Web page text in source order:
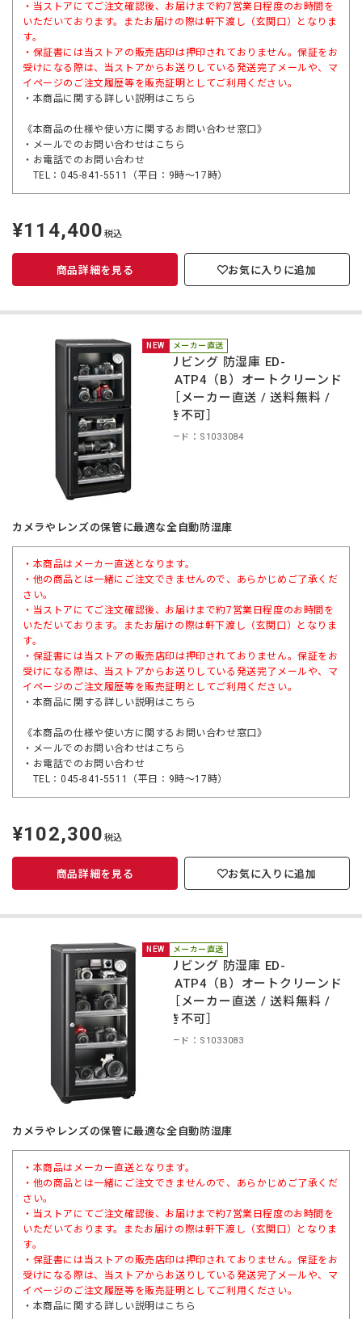
・当ストアにてご注文確認後、お届けまで約7営業日程度のお時間を
いただいております。またお届けの際は軒下渡し（玄関口）となりま
す。
・保証書には当ストアの販売店印は押印されておりません。保証をお
受けになる際は、当ストアからお送りしている発送完了メールや、マ
イページのご注文履歴等を販売証明としてご利用ください。
・本商品に関する詳しい説明はこちら
《本商品の仕様や使い方に関するお問い合わせ窓口》
・メールでのお問い合わせは こちら
・お電話でのお問い合わせ
TEL：045-841-5511（平日：9時～17時）
定
価
¥114,400 税込
商品詳細を見る お気に入りに追加
NEW メーカー直送
東洋リビング 防湿庫 ED-
140CATP4（B）オートクリーンド
ライ［メーカー直送 / 送料無料 /
代引き不可］
商品コード：S1033084
カメラやレンズの保管に最適な全自動防湿庫
・本商品はメーカー直送となります。
・他の商品とは一緒にご注文できませんので、あらかじめご了承くだ
さい。
・当ストアにてご注文確認後、お届けまで約7営業日程度のお時間を
いただいております。またお届けの際は軒下渡し（玄関口）となりま
す。
・保証書には当ストアの販売店印は押印されておりません。保証をお
受けになる際は、当ストアからお送りしている発送完了メールや、マ
イページのご注文履歴等を販売証明としてご利用ください。
・本商品に関する詳しい説明はこちら
《本商品の仕様や使い方に関するお問い合わせ窓口》
・メールでのお問い合わせは こちら
・お電話でのお問い合わせ
TEL：045-841-5511（平日：9時～17時）
定
価
¥102,300 税込
商品詳細を見る お気に入りに追加
NEW メーカー直送
東洋リビング 防湿庫 ED-
120CATP4（B）オートクリーンド
ライ［メーカー直送 / 送料無料 /
代引き不可］
商品コード：S1033083
カメラやレンズの保管に最適な全自動防湿庫
・本商品はメーカー直送となります。
・他の商品とは一緒にご注文できませんので、あらかじめご了承くだ
さい。
・当ストアにてご注文確認後、お届けまで約7営業日程度のお時間を
いただいております。またお届けの際は軒下渡し（玄関口）となりま
す。
・保証書には当ストアの販売店印は押印されておりません。保証をお
受けになる際は、当ストアからお送りしている発送完了メールや、マ
イページのご注文履歴等を販売証明としてご利用ください。
・本商品に関する詳しい説明はこちら